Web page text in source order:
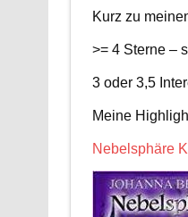
Kurz zu
>= 4 Sterne –
3 oder 3,5
Meine
Nebelsphäre